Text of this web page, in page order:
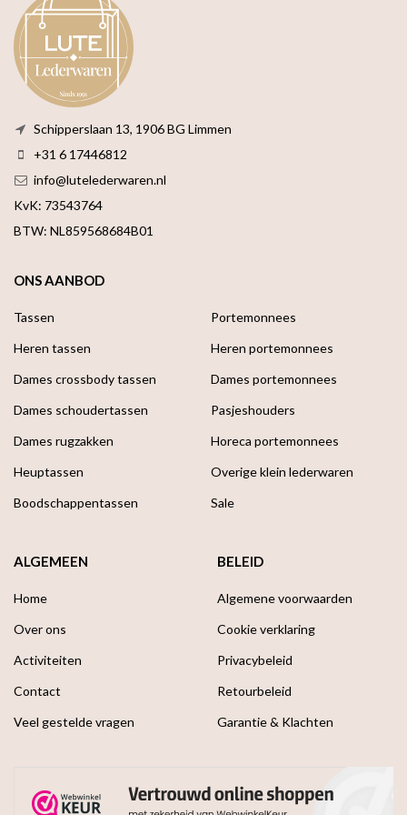
Schipperslaan 13, 1906 BG Limmen
+31 6 17446812
info@lutelederwaren.nl
KvK: 73543764
BTW: NL859568684B01
ALGEMEEN
Home
Over ons
Activiteiten
Contact
Veel gestelde vragen
ONS AANBOD
Tassen
Heren tassen
Dames crossbody tassen
Dames schoudertassen
Dames rugzakken
Heuptassen
Boodschappen­tassen
Portemonnees
Heren portemonnees
Dames portemonnees
Pasjeshouders
Horeca portemonnees
Overige klein lederwaren
Sale
BELEID
Algemene voorwaarden
Cookie verklaring
Privacybeleid
Retourbeleid
Garantie & Klachten